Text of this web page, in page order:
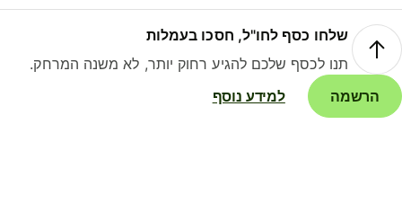
שלחו כסף לחו"ל, חסכו בעמלות
תנו לכסף שלכם להגיע רחוק יותר, לא משנה המרחק.
הרשמה
למידע נוסף